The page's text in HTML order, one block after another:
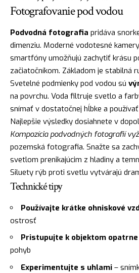
Fotografovanie pod vodou
Podvodná fotografia pridáva
dimenziu. Moderné vodotesné
smartfóny umožňujú zachytiť krásu
začiatočníkom. Základom je stabilná
Svetelné podmienky pod vodou sú
na povrchu. Voda filtruje svetlo a
snímať v dostatočnej hĺbke a
Najlepšie výsledky dosiahnete v
Kompozícia podvodných fotografií
pozemská fotografia. Snažte sa
svetlom prenikajúcim z hladiny a
Siluety rýb proti svetlu vytvárajú
Technické tipy
Používajte krátke ohniskové
ostrosť
Pristupujte k objektom opatrne
pohyb
Experimentujte s uhlami –